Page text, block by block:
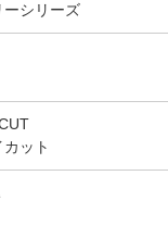
ーシリーズ
ット